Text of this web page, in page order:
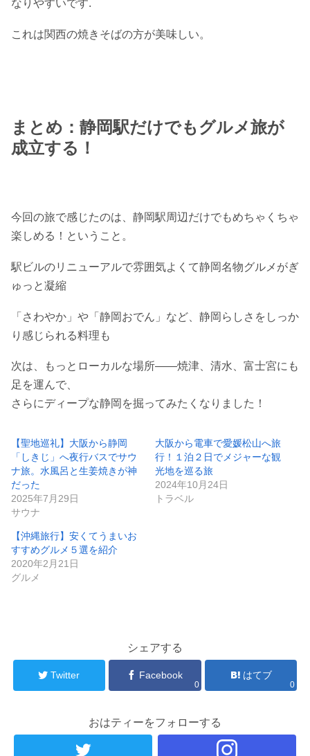
なりやすいです.
これは関西の焼きそばの方が美味しい。
まとめ：静岡駅だけでもグルメ旅が
成立する！
今回の旅で感じたのは、静岡駅周辺だけでもめちゃくちゃ
楽しめる！ということ。
駅ビルのリニューアルで雰囲気よくて静岡名物グルメがぎ
ゅっと凝縮
「さわやか」や「静岡おでん」など、静岡らしさをしっか
り感じられる料理も
次は、もっとローカルな場所――焼津、清水、富士宮にも
足を運んで、
さらにディープな静岡を掘ってみたくなりました！
【聖地巡礼】大阪から静岡
「しきじ」へ夜行バスでサウ
ナ旅。水風呂と生姜焼きが神
だった
2025年7月29日
サウナ
大阪から電車で愛媛松山へ旅
行！１泊２日でメジャーな観
光地を巡る旅
2024年10月24日
トラベル
【沖縄旅行】安くてうまいお
すすめグルメ５選を紹介
2020年2月21日
グルメ
シェアする
Twitter Facebook
0
はてブ
0
おはティーをフォローする